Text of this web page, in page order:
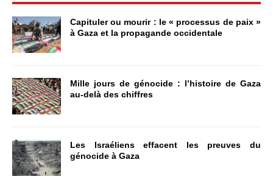
Capituler ou mourir : le « processus de paix »
à Gaza et la propagande occidentale
Mille jours de génocide : l’histoire de Gaza
au-delà des chiffres
Les Israéliens effacent les preuves du
génocide à Gaza